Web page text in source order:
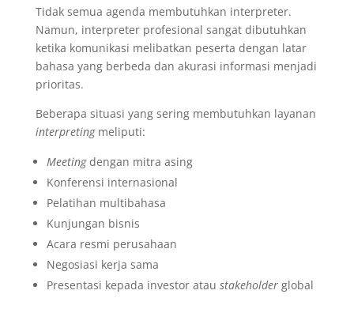
Tidak semua agenda membutuhkan interpreter.
Namun, interpreter profesional sangat dibutuhkan
ketika komunikasi melibatkan peserta dengan latar
bahasa yang berbeda dan akurasi informasi menjadi
prioritas.
Beberapa situasi yang sering membutuhkan layanan
interpreting meliputi:
Meetingdengan mitra asing
Konferensi internasional
Pelatihan multibahasa
Kunjungan bisnis
Acara resmi perusahaan
Negosiasi kerja sama
Presentasi kepada investor atau stakeholderglobal